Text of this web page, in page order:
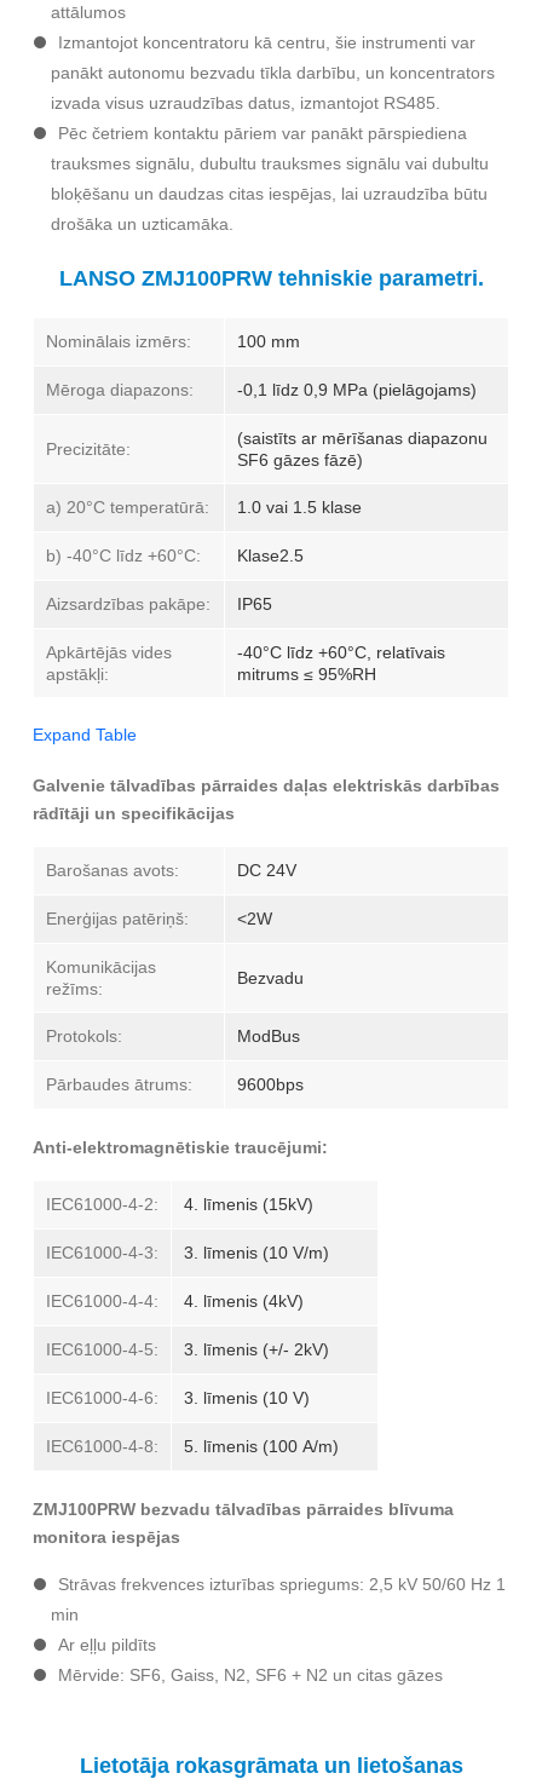
attālumos
Izmantojot koncentratoru kā centru, šie instrumenti var
panākt autonomu bezvadu tīkla darbību, un koncentrators
izvada visus uzraudzības datus, izmantojot RS485.
Pēc četriem kontaktu pāriem var panākt pārspiediena
trauksmes signālu, dubultu trauksmes signālu vai dubultu
bloķēšanu un daudzas citas iespējas, lai uzraudzība būtu
drošāka un uzticamāka.
LANSO ZMJ100PRW tehniskie parametri.
Nominālais izmērs: 100 mm
Mēroga diapazons: -0,1 līdz 0,9 MPa (pielāgojams)
Precizitāte:
(saistīts ar mērīšanas diapazonu
SF6 gāzes fāzē)
a) 20°C temperatūrā: 1.0 vai 1.5 klase
b) -40°C līdz +60°C: Klase2.5
Aizsardzības pakāpe: IP65
Apkārtējās vides
apstākļi:
-40°C līdz +60°C, relatīvais
mitrums ≤ 95%RH
Expand Table
Galvenie tālvadības pārraides daļas elektriskās darbības
rādītāji un specifikācijas
Barošanas avots: DC 24V
Enerģijas patēriņš: <2W
Komunikācijas
režīms:
Bezvadu
Protokols: ModBus
Pārbaudes ātrums: 9600bps
Anti-elektromagnētiskie traucējumi:
IEC61000-4-2: 4. līmenis (15kV)
IEC61000-4-3: 3. līmenis (10 V/m)
IEC61000-4-4: 4. līmenis (4kV)
IEC61000-4-5: 3. līmenis (+/- 2kV)
IEC61000-4-6: 3. līmenis (10 V)
IEC61000-4-8: 5. līmenis (100 A/m)
ZMJ100PRW bezvadu tālvadības pārraides blīvuma
monitora iespējas
Strāvas frekvences izturības spriegums: 2,5 kV 50/60 Hz 1
min
Ar eļļu pildīts
Mērvide: SF6, Gaiss, N2, SF6 + N2 un citas gāzes
Lietotāja rokasgrāmata un lietošanas